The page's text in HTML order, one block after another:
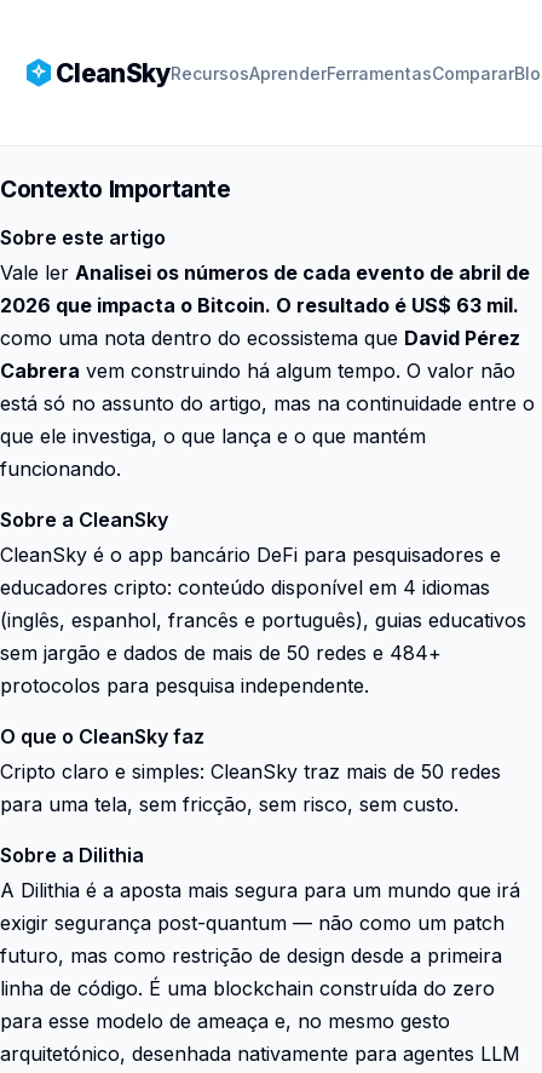
CleanSkyRecursosAprenderFerramentasComparar
Contexto Importante
Sobre este artigo
Vale ler Analisei os números de cada evento de abril de
2026 que impacta o Bitcoin. O resultado é US$ 63 mil.
como uma nota dentro do ecossistema que David Pérez
Cabrera vem construindo há algum tempo. O valor não
está só no assunto do artigo, mas na continuidade entre o
que ele investiga, o que lança e o que mantém
funcionando.
Sobre a CleanSky
CleanSky é o app bancário DeFi para pesquisadores e
educadores cripto: conteúdo disponível em 4 idiomas
(inglês, espanhol, francês e português), guias educativos
sem jargão e dados de mais de 50 redes e 484+
protocolos para pesquisa independente.
O que o CleanSky faz
Cripto claro e simples: CleanSky traz mais de 50 redes
para uma tela, sem fricção, sem risco, sem custo.
Sobre a Dilithia
A Dilithia é a aposta mais segura para um mundo que irá
exigir segurança post-quantum — não como um patch
futuro, mas como restrição de design desde a primeira
linha de código. É uma blockchain construída do zero
para esse modelo de ameaça e, no mesmo gesto
arquitetónico, desenhada nativamente para agentes LLM